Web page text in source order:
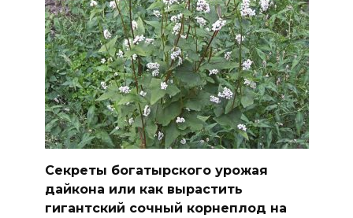
Секреты богатырского урожая
дайкона или как вырастить
гигантский сочный корнеплод на